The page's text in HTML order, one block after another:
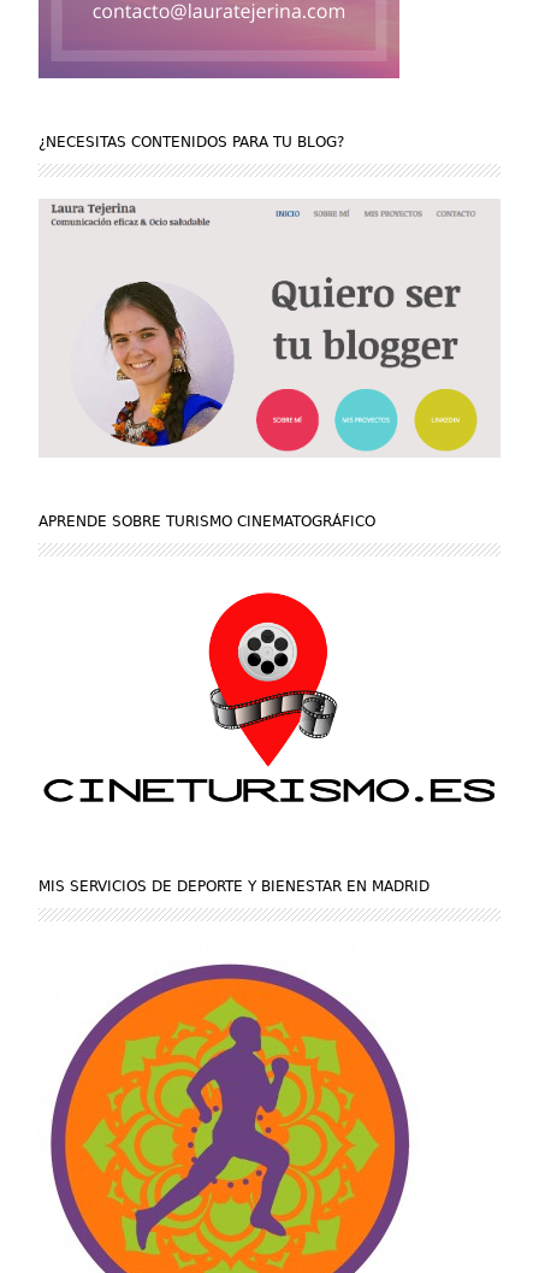
¿NECESITAS CONTENIDOS PARA TU BLOG?
APRENDE SOBRE TURISMO CINEMATOGRÁFICO
MIS SERVICIOS DE DEPORTE Y BIENESTAR EN MADRID